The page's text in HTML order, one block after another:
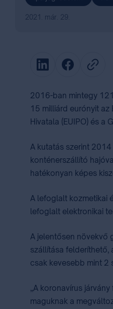
2021. már. 29.
2016-ban mintegy
15 milliárd eurónyit az
Hivatala (EUIPO) és a
A kutatás szerint
konténerszállító
hatékonyan képes
A lefoglalt kozmetikai
lefoglalt elektronikai
A jelentősen növekvő
szállítása felderíthető,
csak kevesebb mint 2
„A koronavírus
maguknak a